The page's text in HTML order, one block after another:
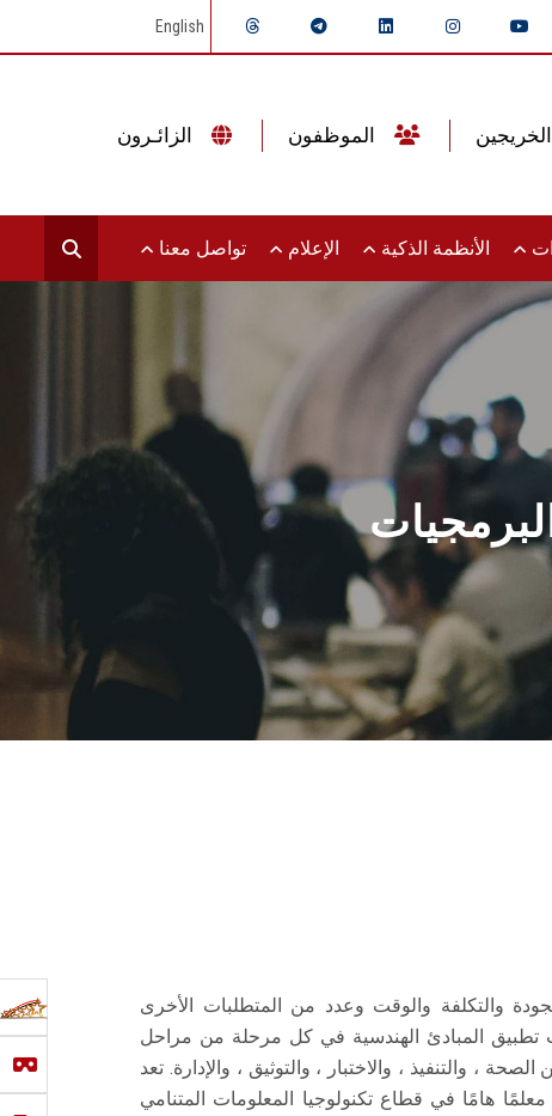
English
الأنظمة الذكية الإعلام تواصل معنا
والتكلفة والوقت وعدد من المتطلبات الأخرى
تطبيق المبادئ الهندسية في كل مرحلة من مراحل
، والتنفيذ ، والاختبار ، والتوثيق ، والإدارة. تعد
هامًا في قطاع تكنولوجيا المعلومات المتنامي